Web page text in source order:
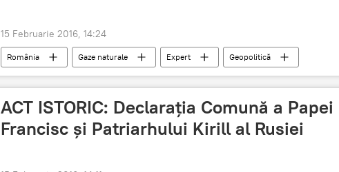
15 Februarie 2016, 14:24
România Gaze naturale Expert Geopolitică
ACT ISTORIC: Declaraţia Comună a Papei
Francisc şi Patriarhului Kirill al Rusiei